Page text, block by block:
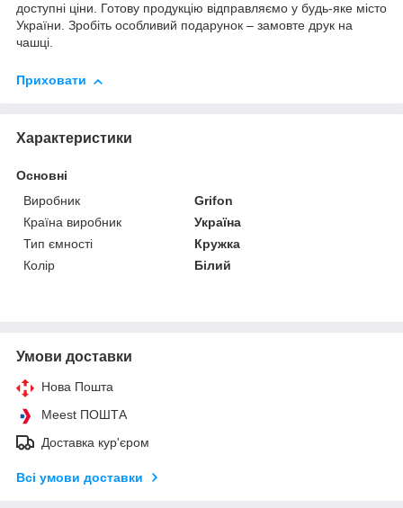
доступні ціни. Готову продукцію відправляємо у будь-яке місто
України. Зробіть особливий подарунок – замовте друк на
чашці.
Приховати
Характеристики
Основні
Виробник
Grifon
Країна виробник
Україна
Тип ємності
Кружка
Колір
Білий
Умови доставки
Нова Пошта
Meest ПОШТА
Доставка кур'єром
Всі умови доставки